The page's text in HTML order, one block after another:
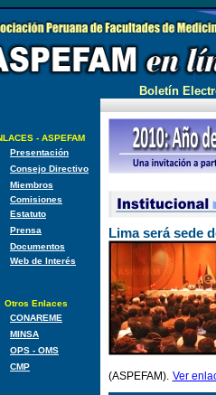
Boletín
- ASPEFAM
Presentación
Consejo Directivo
Miembros
Comisiones
Estatuto
Prensa
Documentos
Web de Interés
Otros Enlaces
CONAREME
MINSA
OPS - OMS
CMP
Lima será sede
(ASPEFAM). Ver